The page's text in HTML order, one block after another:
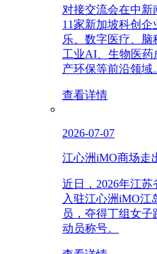
对接交流会在中新
11家新加坡科创
乐、数字医疗、脑
工业AI、生物医药
产环保等前沿领域
查看详情
2026-07-07
江心洲iMO商场走
近日，2026年江苏
入驻江心洲iMO江
员，夺得丁组女
动员称号。